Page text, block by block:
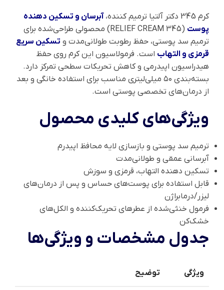
کرم 345 دکتر آلتیا ترمیم کننده،
آبرسان و تسکین دهنده
پوست
(345 RELIEF CREAM) محصولی طراحی‌شده برای
ترمیم سد پوستی، حفظ رطوبت طولانی‌مدت و تسکین سریع
قرمزی و التهاب است. فرمولاسیون این کرم روی حفظ
هیدراسیون اپیدرمی و کاهش تحریکات سطحی تمرکز دارد.
بسته‌بندی ۵۰ میلی‌لیتری مناسب برای استفاده خانگی و بعد
از درمان‌های تخصصی پوستی است.
ویژگی‌های کلیدی محصول
ترمیم سد پوستی و بازسازی لایه محافظ اپیدرم
آبرسانی عمقی و طولانی‌مدت
تسکین دهنده التهاب، قرمزی و سوزش
قابل استفاده برای پوست‌های حساس و پس از درمان‌های
لیزر/درمابراژن
فرمول خنثی‌شده از عطرهای تحریک‌کننده و الکل‌های
خشک‌کن
جدول مشخصات و ویژگی‌ها
ویژگی توضیح